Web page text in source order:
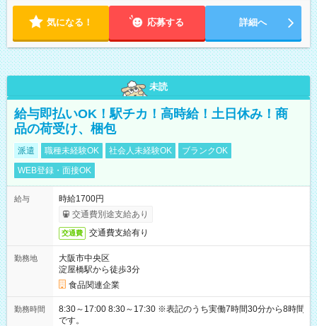
気になる！ 応募する 詳細へ
未読
給与即払いOK！駅チカ！高時給！土日休み！商
品の荷受け、梱包
派遣 職種未経験OK 社会人未経験OK
ブランクOK
WEB登録・面接OK
給与
時給1700円
交通費別途支給あり
交通費 交通費支給有り
勤務地
大阪市中央区
淀屋橋駅から徒歩3分
食品関連企業
勤務時間
8:30～17:00 8:30～17:30 ※表記のうち実働7時間30分から8時間
です。